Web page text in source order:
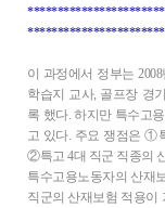
이 과정에서 정부는
학습지 교사, 골프장 경
록 했다. 하지만 특수고
고 있다. 주요 쟁점은 ①
②특고 4대 직군 직종의
특수고용노동자의 산재
직군의 산재보험 적용